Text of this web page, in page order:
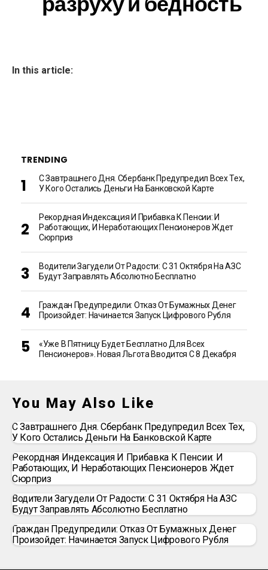
In this article:
TRENDING
С Завтрашнего Дня. Сбербанк Предупредил Всех Тех,
У Кого Остались Деньги На Банковской Карте
Рекордная Индексация И Прибавка К Пенсии: И
Работающих, И Неработающих Пенсионеров Ждет
Сюрприз
Водители Загудели От Радости: С 31 Октября На АЗС
Будут Заправлять Абсолютно Бесплатно
Граждан Предупредили: Отказ От Бумажных Денег
Произойдет: Начинается Запуск Цифрового Рубля
«Уже В Пятницу Будет Бесплатно Для Всех
Пенсионеров». Новая Льгота Вводится С 8 Декабря
You May Also Like
С Завтрашнего Дня. Сбербанк Предупредил Всех Тех,
У Кого Остались Деньги На Банковской Карте
Рекордная Индексация И Прибавка К Пенсии: И
Работающих, И Неработающих Пенсионеров Ждет
Сюрприз
Водители Загудели От Радости: С 31 Октября На АЗС
Будут Заправлять Абсолютно Бесплатно
Граждан Предупредили: Отказ От Бумажных Денег
Произойдет: Начинается Запуск Цифрового Рубля